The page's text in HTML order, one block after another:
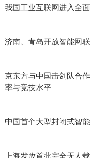
我国工业互联网进入全
济南、青岛开放智能网
京东方与中国击剑队合
率与竞技水平
中国首个大型封闭式智
上海发放首批完全无人